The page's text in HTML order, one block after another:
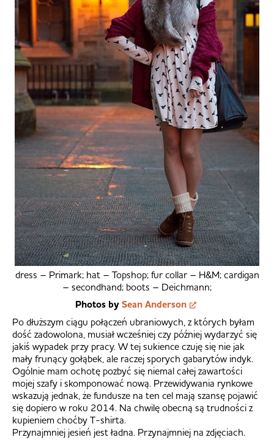
dress – Primark; hat – Topshop; fur collar – H&M; cardigan
– secondhand; boots – Deichmann;
Photos bySean Anderson
Po dłuższym ciągu połączeń ubraniowych, z których byłam
dość zadowolona, musiał wcześniej czy później wydarzyć się
jakiś wypadek przy pracy. W tej sukience czuję się nie jak
mały frunący gołąbek, ale raczej sporych gabarytów indyk.
Ogólnie mam ochotę pozbyć się niemal całej zawartości
mojej szafy i skomponować nową. Przewidywania rynkowe
wskazują jednak, że fundusze na ten cel mają szansę pojawić
się dopiero w roku 2014. Na chwilę obecną są trudności z
kupieniem choćby T-shirta.
Przynajmniej jesień jest ładna. Przynajmniej na zdjęciach.